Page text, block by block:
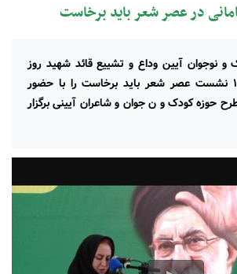
در عصر شعر باید برخاست
و نوجوان آیین وداع و تشییع قائد شهید روز
دوشنبه ۸ تیر ۱۴۰۵ نشست عصر شعر باید برخاست را با حضور
حوزه کودک و ن جوان و شاعران آیینی برگزار